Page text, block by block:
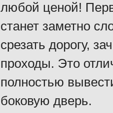
любой ценой!
станет заметно
срезать дорогу,
проходы. Это
полностью
боковую дверь.